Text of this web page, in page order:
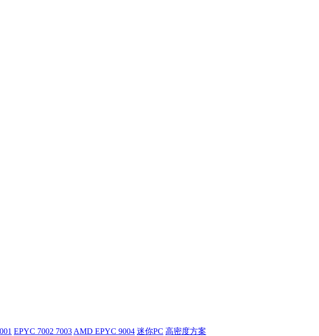
EPYC 7002 7003 AMD EPYC 9004 迷你PC 高密度方案